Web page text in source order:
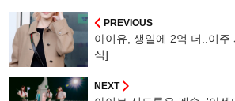
PREVIOUS
아이유, 생일에 2억 더..이주
식]
NEXT